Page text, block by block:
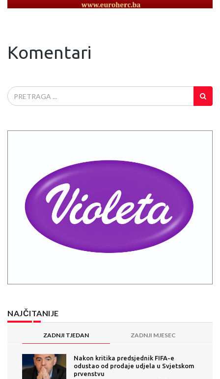
Komentari
NAJČITANIJE
ZADNJI TJEDAN ZADNJI MJESEC
Nakon kritika predsjednik FIFA-e
odustao od prodaje udjela u Svjetskom
prvenstvu